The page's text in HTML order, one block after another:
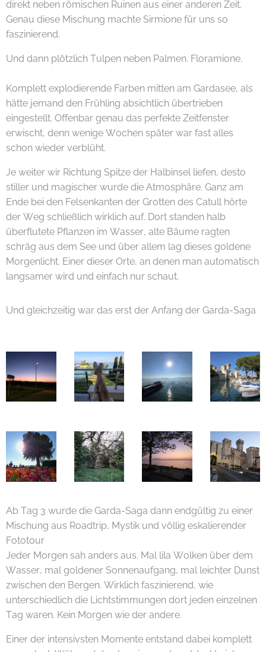
direkt neben römischen Ruinen aus einer anderen Zeit.
Genau diese Mischung machte Sirmione für uns so
faszinierend.
Und dann plötzlich Tulpen neben Palmen. Floramione. 🌷
Komplett explodierende Farben mitten am Gardasee, als
hätte jemand den Frühling absichtlich übertrieben
eingestellt. Offenbar genau das perfekte Zeitfenster
erwischt, denn wenige Wochen später war fast alles
schon wieder verblüht.
Je weiter wir Richtung Spitze der Halbinsel liefen, desto
stiller und magischer wurde die Atmosphäre. Ganz am
Ende bei den Felsenkanten der Grotten des Catull hörte
der Weg schließlich wirklich auf. Dort standen halb
überflutete Pflanzen im Wasser, alte Bäume ragten
schräg aus dem See und über allem lag dieses goldene
Morgenlicht. Einer dieser Orte, an denen man automatisch
langsamer wird und einfach nur schaut. 🌅💫
Und gleichzeitig war das erst der Anfang der Garda-Saga
Ab Tag 3 wurde die Garda-Saga dann endgültig zu einer
Mischung aus Roadtrip, Mystik und völlig eskalierender
Fototour 😄📸🌿
Jeder Morgen sah anders aus. Mal lila Wolken über dem
Wasser, mal goldener Sonnenaufgang, mal leichter Dunst
zwischen den Bergen. Wirklich faszinierend, wie
unterschiedlich die Lichtstimmungen dort jeden einzelnen
Tag waren. Kein Morgen wie der andere.
Einer der intensivsten Momente entstand dabei komplett